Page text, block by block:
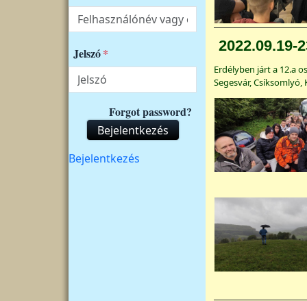
Jelszó
Forgot password?
Bejelentkezés
Felhasználói fiók menüje
Bejelentkezés
2022.09.19-
Erdélyben járt a 12.a
Segesvár,